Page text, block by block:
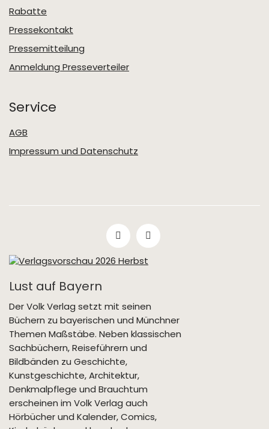
Rabatte
Pressekontakt
Pressemitteilung
Anmeldung Presseverteiler
Service
AGB
Impressum und Datenschutz
Lust auf Bayern
Der Volk Verlag setzt mit seinen
Büchern zu bayerischen und Münchner
Themen Maßstäbe. Neben klassischen
Sachbüchern, Reiseführern und
Bildbänden zu Geschichte,
Kunstgeschichte, Architektur,
Denkmalpflege und Brauchtum
erscheinen im Volk Verlag auch
Hörbücher und Kalender, Comics,